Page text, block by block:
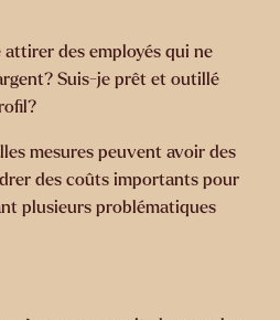
attirer des employés qui ne
Suis-je prêt et outillé
mesures peuvent avoir des
des coûts importants pour
plusieurs problématiques